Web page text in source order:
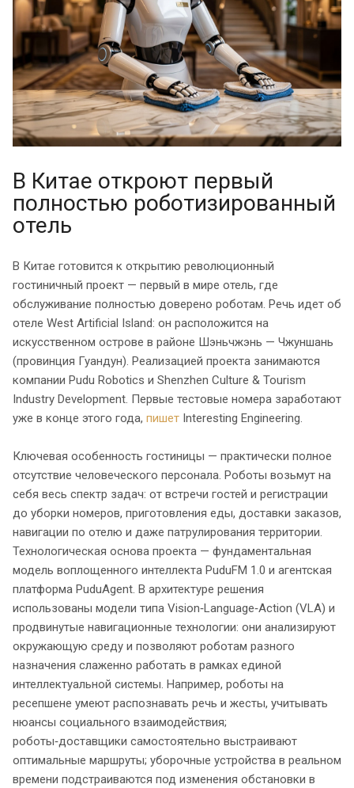
В Китае откроют первый
полностью роботизированный
отель
В Китае готовится к открытию революционный
гостиничный проект — первый в мире отель, где
обслуживание полностью доверено роботам. Речь идет об
отеле West Artificial Island: он расположится на
искусственном острове в районе Шэньчжэнь — Чжуншань
(провинция Гуандун). Реализацией проекта занимаются
компании Pudu Robotics и Shenzhen Culture & Tourism
Industry Development. Первые тестовые номера заработают
уже в конце этого года, пишет Interesting Engineering.
Ключевая особенность гостиницы — практически полное
отсутствие человеческого персонала. Роботы возьмут на
себя весь спектр задач: от встречи гостей и регистрации
до уборки номеров, приготовления еды, доставки заказов,
навигации по отелю и даже патрулирования территории.
Технологическая основа проекта — фундаментальная
модель воплощенного интеллекта PuduFM 1.0 и агентская
платформа PuduAgent. В архитектуре решения
использованы модели типа Vision‑Language‑Action (VLA) и
продвинутые навигационные технологии: они анализируют
окружающую среду и позволяют роботам разного
назначения слаженно работать в рамках единой
интеллектуальной системы. Например, роботы на
ресепшене умеют распознавать речь и жесты, учитывать
нюансы социального взаимодействия;
роботы‑доставщики самостоятельно выстраивают
оптимальные маршруты; уборочные устройства в реальном
времени подстраиваются под изменения обстановки в